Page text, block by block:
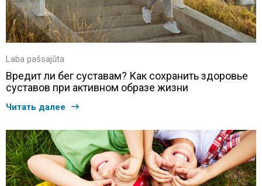
Laba pašsajūta
Вредит ли бег суставам? Как сохранить здоровье
суставов при активном образе жизни
Читать далее